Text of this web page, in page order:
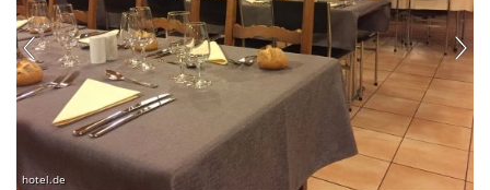
hotel.de